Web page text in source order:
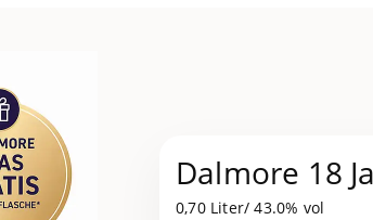
Dalmore 18
0,70 Liter/ 43.0% vol